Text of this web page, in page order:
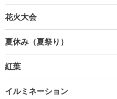
花火大会
夏休み（夏祭り）
紅葉
イルミネーション